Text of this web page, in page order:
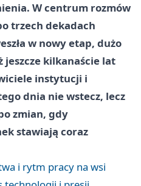
W centrum rozmów
trzech dekadach
w nowy etap, dużo
kilkanaście lat
instytucji i
dnia nie wstecz, lecz
zmian, gdy
stawiają coraz
i rytm pracy na wsi